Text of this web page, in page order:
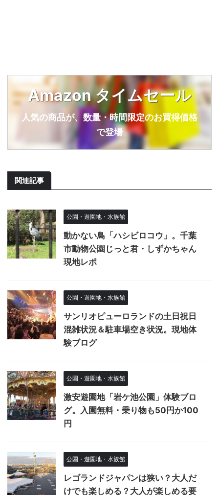
Amazon タイムセール
人気の商品が、数量・時間限定のお買得価格
で登場
関連記事
公園・遊園地・水族館
動かない鳥「ハシビロコウ」。千葉
市動物公園じっと君・しずかちゃん
現地レポ
公園・遊園地・水族館
サンリオピューロランドの土日祝日
混雑状況＆駐車場空き状況。現地体
験ブログ
公園・遊園地・水族館
激安遊園地「岩ケ池公園」体験ブロ
グ。入園無料・乗り物も50円か100
円
公園・遊園地・水族館
レゴランドジャパンは狭い？大人だ
けでも楽しめる？大人が楽しめる要